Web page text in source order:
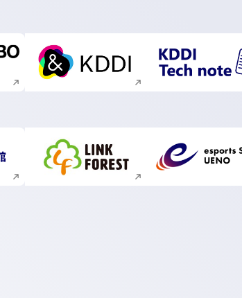
ドウで開く 新規ウィンドウで開く 新規ウ
ンドウで開く 新規ウィンドウで開く 新規ウ